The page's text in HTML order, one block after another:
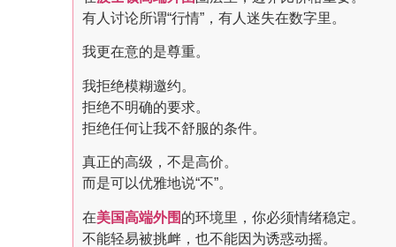
有人讨论所谓“行情”，有人迷失在数字里。
我更在意的是尊重。
我拒绝模糊邀约。
拒绝不明确的要求。
拒绝任何让我不舒服的条件。
真正的高级，不是高价。
而是可以优雅地说“不”。
在美国高端外围 的环境里，你必须情绪稳定。
不能轻易被挑衅，也不能因为诱惑动摇。